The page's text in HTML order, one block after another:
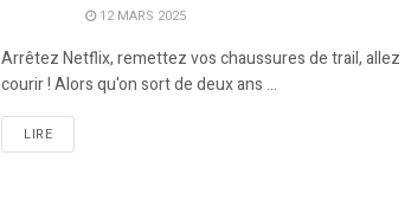
12 MARS 2025
Arrêtez Netflix, remettez vos chaussures de trail, allez
courir ! Alors qu'on sort de deux ans ...
LIRE